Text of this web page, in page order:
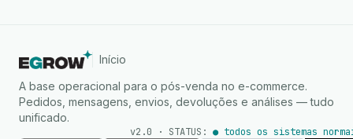
Início
A base operacional para o pós-venda no e-commerce.
Pedidos, mensagens, envios, devoluções e análises — tudo
unificado.
v2.0 · STATUS: ● todos os sistemas